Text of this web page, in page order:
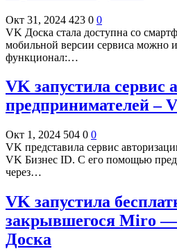
Окт 31, 2024 423 0 0
VK Доска стала доступна со
мобильной версии сервиса можно
функционал:…
VK запустила сервис
предпринимателей –
Окт 1, 2024 504 0 0
VK представила сервис
VK Бизнес ID. С его помощью
через…
VK запустила
закрывшегося Miro —
Доска